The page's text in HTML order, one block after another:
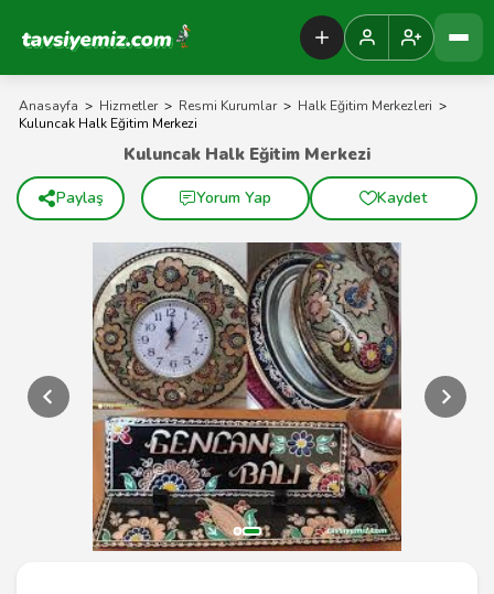
Tavsiyemiz Anasayfa
Anasayfa > Hizmetler > Resmi Kurumlar > Halk Eğitim Merkezleri >
Kuluncak Halk Eğitim Merkezi
Kuluncak Halk Eğitim Merkezi
Paylaş Yorum Yap Kaydet